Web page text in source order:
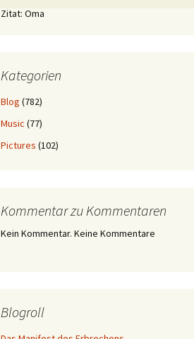
Zitat: Oma
Kategorien
Blog (782)
Music (77)
Pictures (102)
Kommentar zu Kommentaren
Kein Kommentar. Keine Kommentare
Blogroll